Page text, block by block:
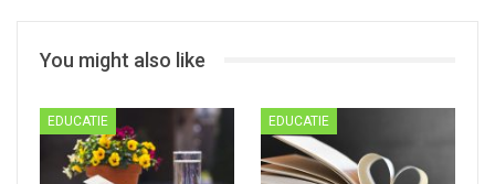
You might also like
EDUCATIE EDUCATIE